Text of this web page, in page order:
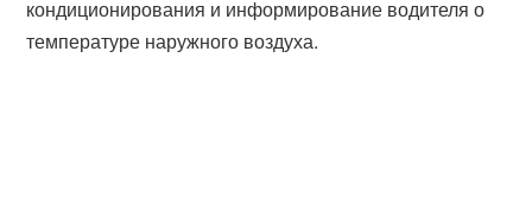
кондиционирования и информирование водителя о
температуре наружного воздуха.